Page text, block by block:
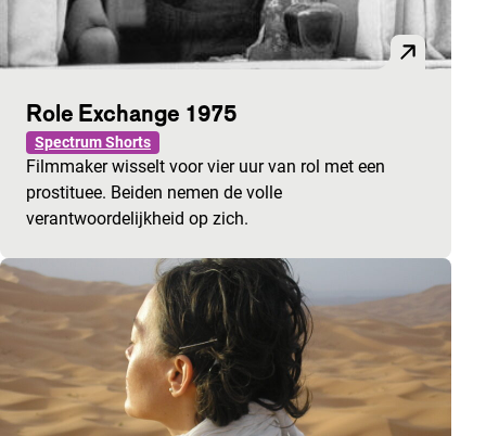
Role Exchange 1975
Spectrum Shorts
Filmmaker wisselt voor vier uur van rol met een
prostituee. Beiden nemen de volle
verantwoordelijkheid op zich.